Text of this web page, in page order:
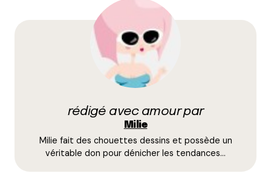
Répondre
Votre adresse e-mail ne sera pas publiée.
champs obligatoires sont indiqués avec
Name*
Prévenez-moi de tous les nouveaux commentaires
par e-mail.
rédigé avec amour par
Milie
Milie fait des chouettes dessins et possède un
véritable don pour dénicher les tendances…